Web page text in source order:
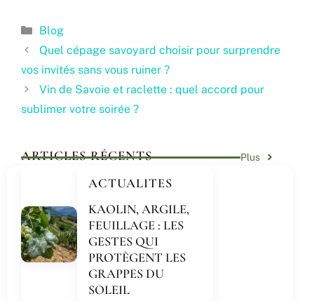
Catégories
Blog
Quel cépage savoyard choisir pour surprendre
vos invités sans vous ruiner ?
Vin de Savoie et raclette : quel accord pour
sublimer votre soirée ?
ARTICLES RÉCENTS Plus
ACTUALITES
KAOLIN, ARGILE,
FEUILLAGE : LES
GESTES QUI
PROTÈGENT LES
GRAPPES DU
SOLEIL